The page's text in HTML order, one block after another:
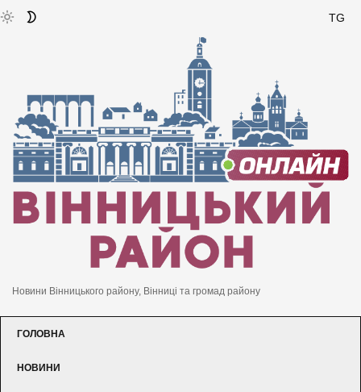
TG
Новини Вінницького району, Вінниці та громад району
ГОЛОВНА
НОВИНИ